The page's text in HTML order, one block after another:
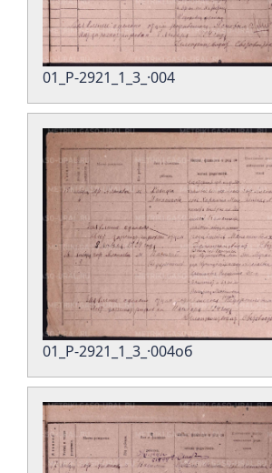
01_Р-2921_1_3_·004
01_Р-2921_1_3_·004об